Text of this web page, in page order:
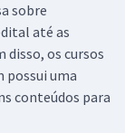
sobre
até as
disso, os cursos
possui uma
conteúdos para